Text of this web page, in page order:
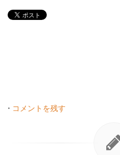
• コメントを残す